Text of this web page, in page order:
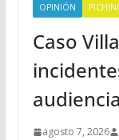
OPINIÓN
Caso
agosto 7, 2026